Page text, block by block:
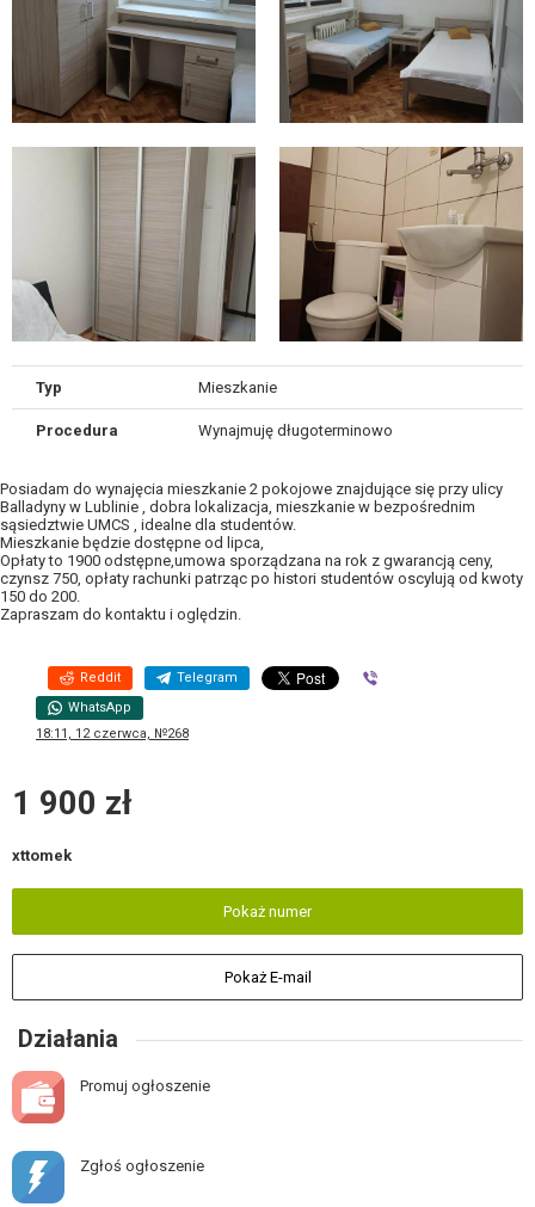
Typ Mieszkanie
Procedura Wynajmuję długoterminowo
Posiadam do wynajęcia mieszkanie 2 pokojowe znajdujące się przy ulicy
Balladyny w Lublinie , dobra lokalizacja, mieszkanie w bezpośrednim
sąsiedztwie UMCS , idealne dla studentów.
Mieszkanie będzie dostępne od lipca,
Opłaty to 1900 odstępne,umowa sporządzana na rok z gwarancją ceny,
czynsz 750, opłaty rachunki patrząc po histori studentów oscylują od kwoty
150 do 200.
Zapraszam do kontaktu i oględzin.
Reddit Telegram
WhatsApp
18:11, 12 czerwca, №268
1 900 zł
xttomek
Pokaż numer
Pokaż E-mail
Działania
Promuj ogłoszenie
Zgłoś ogłoszenie